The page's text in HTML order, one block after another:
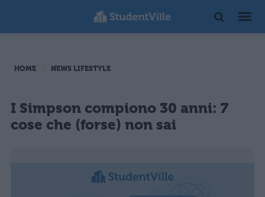
HOME NEWS LIFESTYLE
I Simpson compiono 30 anni: 7
cose che (forse) non sai